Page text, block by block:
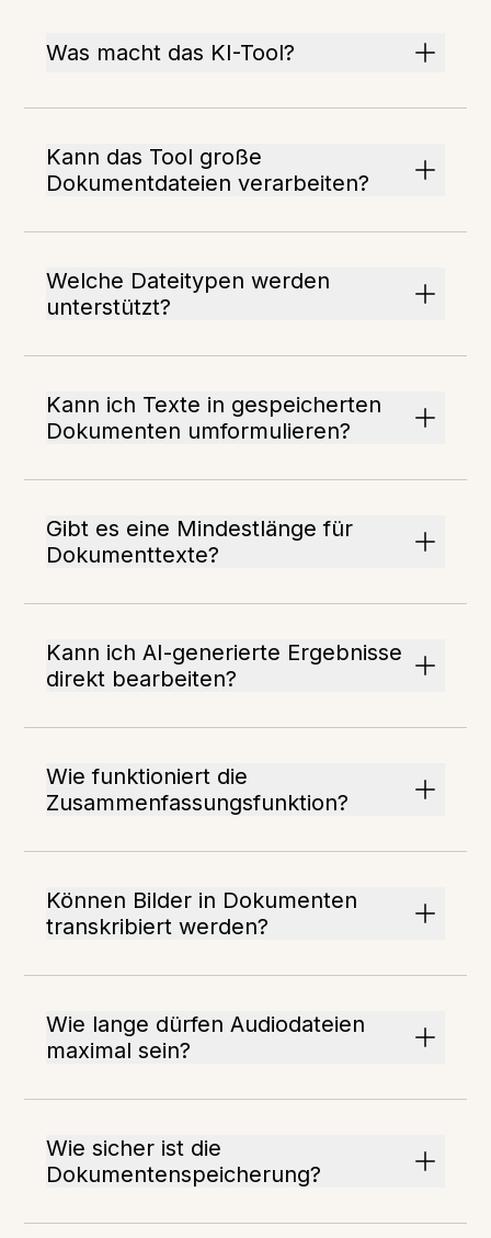
Was macht das KI-Tool?
Kann das Tool große
Dokumentdateien verarbeiten?
Welche Dateitypen werden
unterstützt?
Kann ich Texte in gespeicherten
Dokumenten umformulieren?
Gibt es eine Mindestlänge für
Dokumenttexte?
Kann ich AI-generierte Ergebnisse
direkt bearbeiten?
Wie funktioniert die
Zusammenfassungsfunktion?
Können Bilder in Dokumenten
transkribiert werden?
Wie lange dürfen Audiodateien
maximal sein?
Wie sicher ist die
Dokumentenspeicherung?